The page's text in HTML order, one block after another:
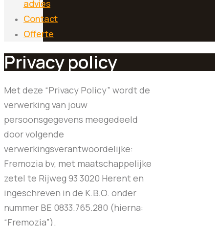
advies
Contact
Offerte
Privacy policy
Met deze “Privacy Policy” wordt de
verwerking van jouw
persoonsgegevens meegedeeld
door volgende
verwerkingsverantwoordelijke:
Fremozia bv, met maatschappelijke
zetel te Rijweg 93 3020 Herent en
ingeschreven in de K.B.O. onder
nummer BE 0833.765.280 (hierna:
“Fremozia”).